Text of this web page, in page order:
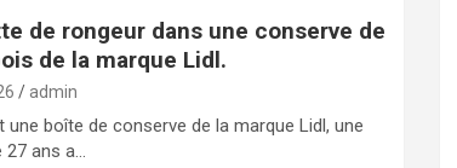
de rongeur dans une conserve de
de la marque Lidl.
admin
une boîte de conserve de la marque Lidl, une
27 ans a…